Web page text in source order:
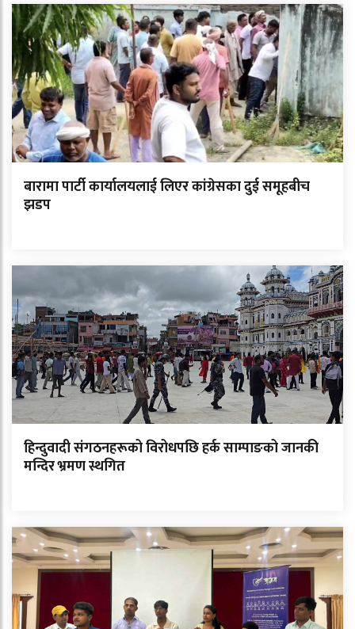
बारामा पार्टी कार्यालयलाई लिएर कांग्रेसका दुई समूहबीच
झडप
हिन्दुवादी संगठनहरूको विरोधपछि हर्क साम्पाङको जानकी
मन्दिर भ्रमण स्थगित